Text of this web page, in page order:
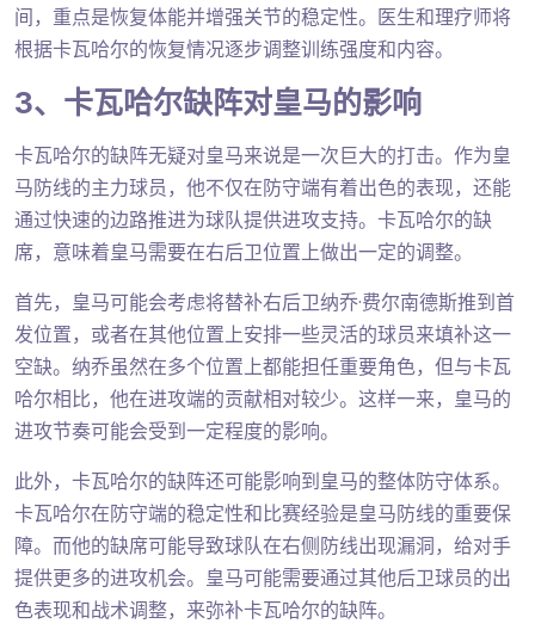
间，重点是恢复体能并增强关节的稳定性。医生和理疗师将
根据卡瓦哈尔的恢复情况逐步调整训练强度和内容。
3、卡瓦哈尔缺阵对皇马的影响
卡瓦哈尔的缺阵无疑对皇马来说是一次巨大的打击。作为皇
马防线的主力球员，他不仅在防守端有着出色的表现，还能
通过快速的边路推进为球队提供进攻支持。卡瓦哈尔的缺
席，意味着皇马需要在右后卫位置上做出一定的调整。
首先，皇马可能会考虑将替补右后卫纳乔·费尔南德斯推到首
发位置，或者在其他位置上安排一些灵活的球员来填补这一
空缺。纳乔虽然在多个位置上都能担任重要角色，但与卡瓦
哈尔相比，他在进攻端的贡献相对较少。这样一来，皇马的
进攻节奏可能会受到一定程度的影响。
此外，卡瓦哈尔的缺阵还可能影响到皇马的整体防守体系。
卡瓦哈尔在防守端的稳定性和比赛经验是皇马防线的重要保
障。而他的缺席可能导致球队在右侧防线出现漏洞，给对手
提供更多的进攻机会。皇马可能需要通过其他后卫球员的出
色表现和战术调整，来弥补卡瓦哈尔的缺阵。